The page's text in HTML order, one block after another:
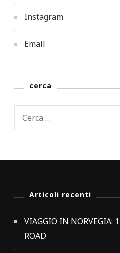
Instagram
Email
cerca
Articoli recenti
VIAGGIO IN NORVEGIA:
ROAD